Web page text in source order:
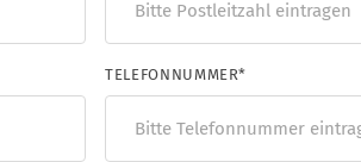
TELEFONNUMMER*